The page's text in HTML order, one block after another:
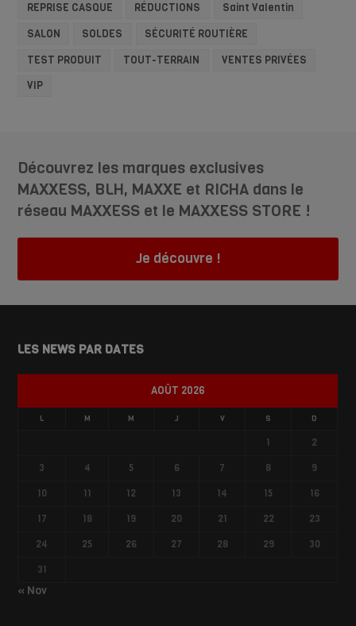
REPRISE CASQUE
RÉDUCTIONS
Saint Valentin
SALON
SOLDES
SÉCURITÉ ROUTIÈRE
TEST PRODUIT
TOUT-TERRAIN
VENTES PRIVÉES
VIP
Découvrez les marques exclusives
MAXXESS, BLH, MAXXE et RICHA dans le
réseau MAXXESS et le MAXXESS STORE !
Je découvre !
LES NEWS PAR DATES
AOÛT 2026
L M M J V S D
1
2
3
4 5 6 7 8
9
10
11 12 13 14 15
16
17
18 19 20 21 22
23
24
25 26 27 28 29
30
31
« Nov